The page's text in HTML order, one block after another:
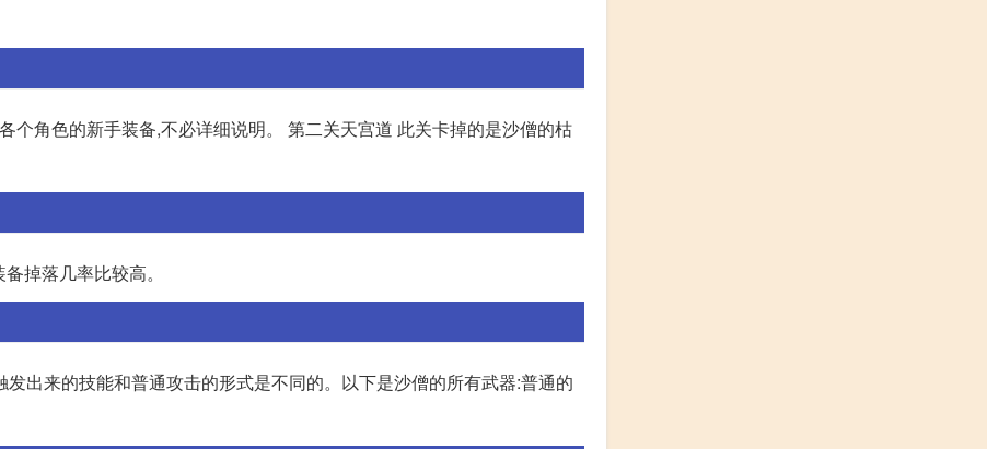
个角色的新手装备,不必详细说明。 第二关天宫道 此关卡掉的是沙僧的枯
掉落几率比较高。
出来的技能和普通攻击的形式是不同的。以下是沙僧的所有武器:普通的